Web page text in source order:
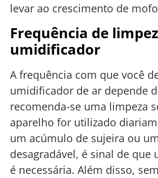
levar ao crescimento de
Frequência de
umidificador
A frequência com que você
umidificador de ar depende
recomenda-se uma limpeza
aparelho for utilizado
um acúmulo de sujeira ou
desagradável, é sinal de que
é necessária. Além disso,